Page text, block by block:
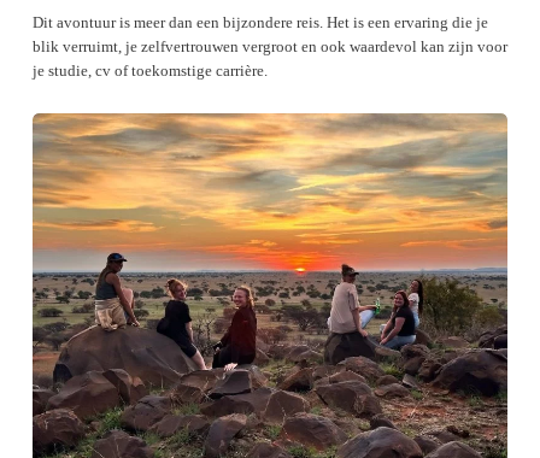
Dit avontuur is meer dan een bijzondere reis. Het is een ervaring die je
blik verruimt, je zelfvertrouwen vergroot en ook waardevol kan zijn voor
je studie, cv of toekomstige carrière.